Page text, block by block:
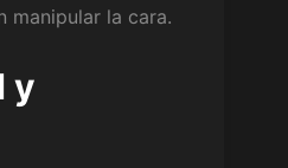
manipular la cara.
y